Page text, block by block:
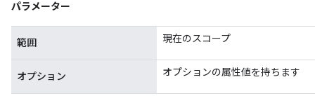
パラメーター
範囲 現在のスコープ
オプション オプションの属性値を持ちます